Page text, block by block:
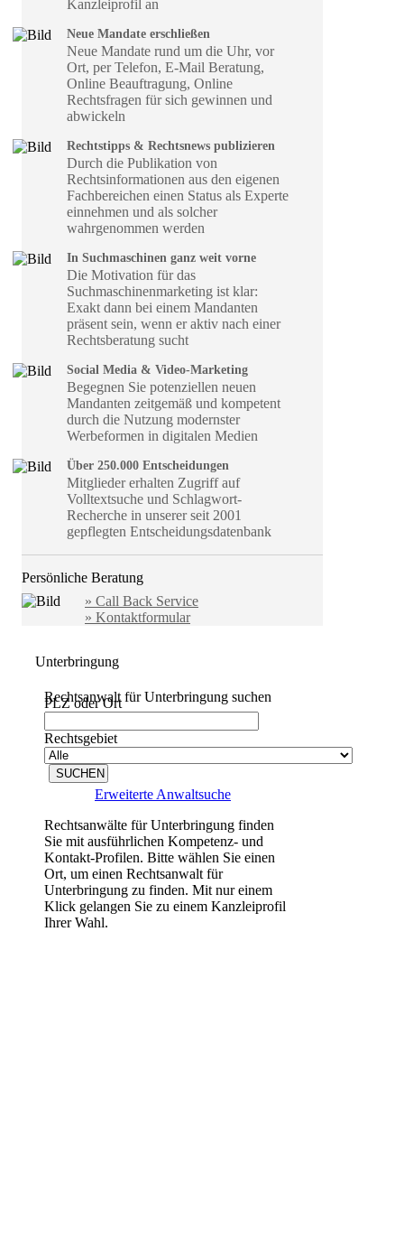
Kanzleiprofil an
Neue Mandate erschließen
Neue Mandate rund um die Uhr, vor
Ort, per Telefon, E-Mail Beratung,
Online Beauftragung, Online
Rechtsfragen für sich gewinnen und
abwickeln
Rechtstipps & Rechtsnews publizieren
Durch die Publikation von
Rechtsinformationen aus den eigenen
Fachbereichen einen Status als Experte
einnehmen und als solcher
wahrgenommen werden
In Suchmaschinen ganz weit vorne
Die Motivation für das
Suchmaschinenmarketing ist klar:
Exakt dann bei einem Mandanten
präsent sein, wenn er aktiv nach einer
Rechtsberatung sucht
Social Media & Video-Marketing
Begegnen Sie potenziellen neuen
Mandanten zeitgemäß und kompetent
durch die Nutzung modernster
Werbeformen in digitalen Medien
Über 250.000 Entscheidungen
Mitglieder erhalten Zugriff auf
Volltextsuche und Schlagwort-
Recherche in unserer seit 2001
gepflegten Entscheidungsdatenbank
Persönliche Beratung
» Call Back Service
» Kontaktformular
Unterbringung
Rechtsanwalt für Unterbringung suchen
PLZ oder Ort
Rechtsgebiet
Erweiterte Anwaltsuche
Rechtsanwälte für Unterbringung finden
Sie mit ausführlichen Kompetenz- und
Kontakt-Profilen. Bitte wählen Sie einen
Ort, um einen Rechtsanwalt für
Unterbringung zu finden. Mit nur einem
Klick gelangen Sie zu einem Kanzleiprofil
Ihrer Wahl.